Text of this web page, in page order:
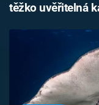
těžko uvěřitelná